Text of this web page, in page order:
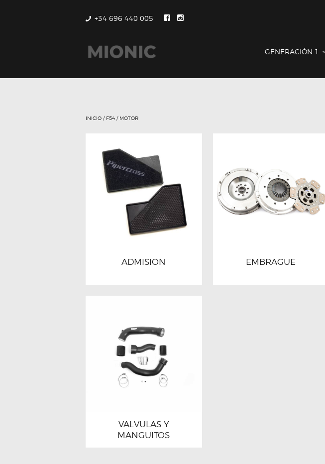
+34 696 440 005
GENERACIÓN 1
GENERACIÓN 2
INICIO / F54 / MOTOR
ADMISION EMBRAGUE
VALVULAS Y
MANGUITOS